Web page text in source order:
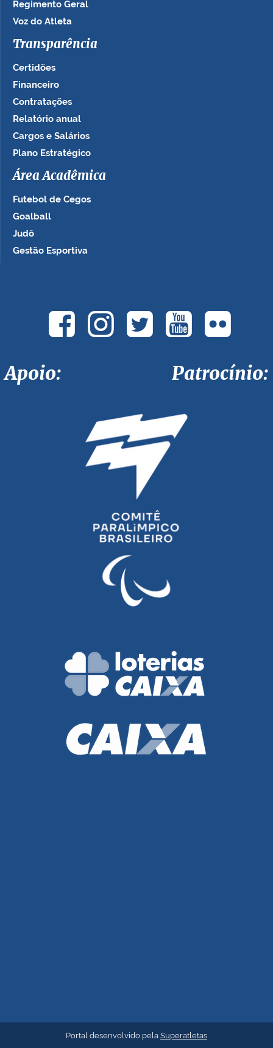
Regimento Geral
Voz do Atleta
Transparência
Certidões
Financeiro
Contratações
Relatório anual
Cargos e Salários
Plano Estratégico
Área Acadêmica
Futebol de Cegos
Goalball
Judô
Gestão Esportiva
Apoio: Patrocínio:
Portal desenvolvido pela Superatletas